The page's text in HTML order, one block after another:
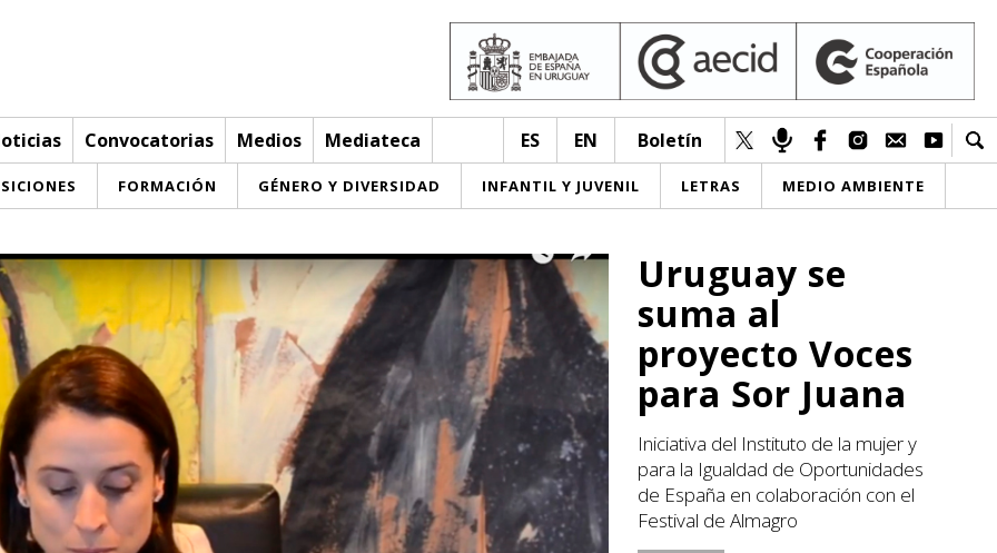
Convocatorias Medios Mediateca ES EN Boletín
FORMACIÓN GÉNERO Y DIVERSIDAD INFANTIL Y JUVENIL LETRAS MEDIO AMBIENTE
Uruguay se
suma al
proyecto Voces
para Sor Juana
Iniciativa del Instituto de la mujer y
para la Igualdad de Oportunidades
de España en colaboración con el
Festival de Almagro